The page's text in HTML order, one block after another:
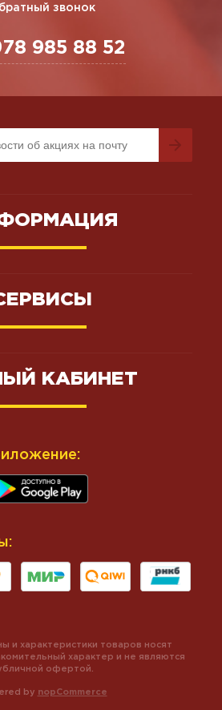
звонок
985 88 52
КАБИНЕТ
by nopCommerce
и характеристики товаров носят
характер и не являются
офертой.